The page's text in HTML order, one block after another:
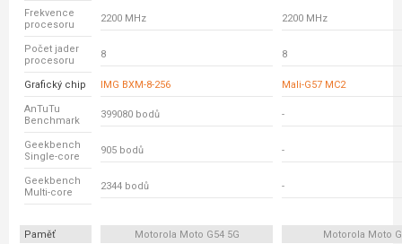
Frekvence
procesoru
2200 MHz 2200 MHz
Počet jader
procesoru
8 8
Grafický chip IMG BXM-8-256 Mali-G57 MC2
AnTuTu
Benchmark
399080 bodů -
Geekbench
Single-core
905 bodů -
Geekbench
Multi-core
2344 bodů -
Paměť Motorola Moto G54 5G
Motorola Moto